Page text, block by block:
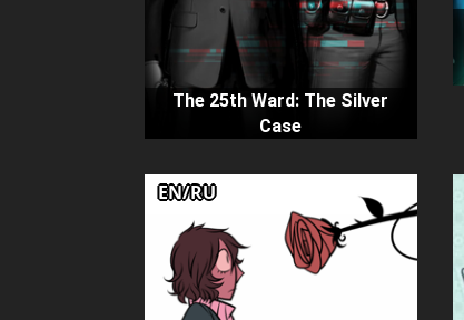
The 25th Ward: The Silver
Case
EN/RU